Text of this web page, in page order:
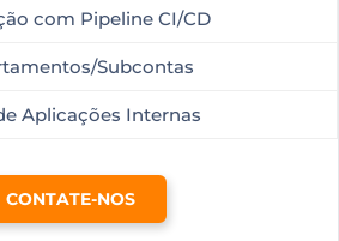
com Pipeline CI/CD
Subcontas
Aplicações Internas
CONTATE-NOS